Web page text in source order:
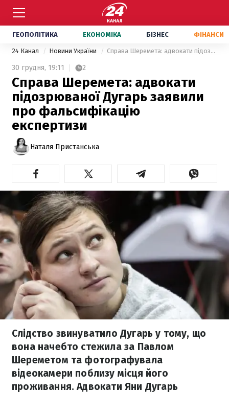
ГЕОПОЛІТИКА ЕКОНОМІКА БІЗНЕС ФІНАНСИ
24 Канал Новини України Справа Шеремета: адвокати підозрюваної Дугарь заявили про фальсифікацію експертизи
30 грудня, 19:11 2
Справа Шеремета: адвокати
підозрюваної Дугарь заявили
про фальсифікацію
експертизи
Наталя Пристанська
Слідство звинуватило Дугарь у тому, що
вона начебто стежила за Павлом
Шереметом та фотографувала
відеокамери поблизу місця його
проживання. Адвокати Яни Дугарь